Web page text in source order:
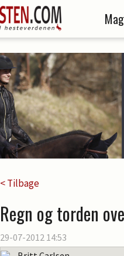
< Tilbage
Regn og torden
29-07-2012 14:53